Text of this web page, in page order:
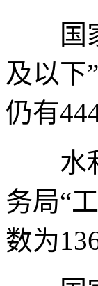
国家
及以下
仍有
水利
务局“
数为